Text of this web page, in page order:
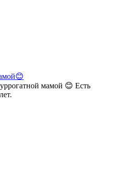
мамой 😊 Есть